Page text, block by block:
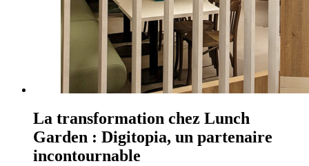
La transformation chez Lunch
Garden : Digitopia, un partenaire
incontournable